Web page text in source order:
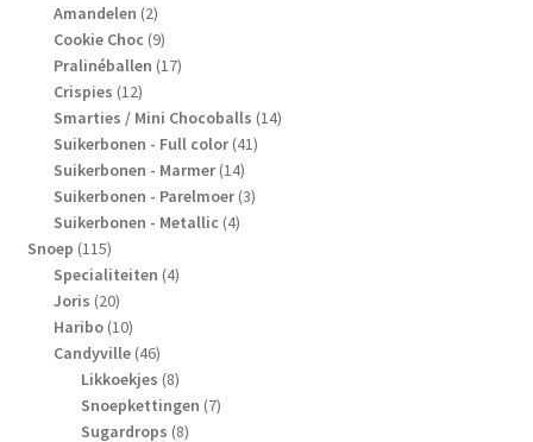
Amandelen 22
producten
Cookie Choc 99
producten
Pralinéballen 1717
Crispies 1212
producten
Smarties / Mini Chocoballs 1414
Suikerbonen - Full color 4141
Suikerbonen - Marmer 1414
producten
Suikerbonen - Parelmoer 33
Suikerbonen - Metallic 44
Snoep 115115
producten
Specialiteiten 44
Joris 2020
producten
Haribo 1010
producten
Candyville 4646
producten
Likkoekjes 88
producten
Snoepkettingen 77
Sugardrops 88